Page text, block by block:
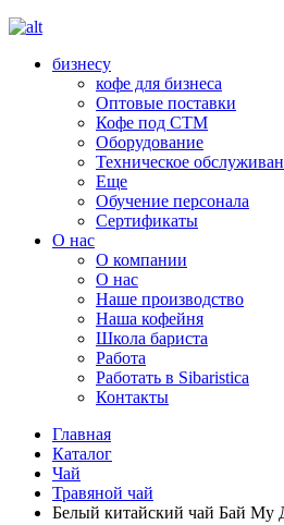
бизнесу
кофе для бизнеса
Оптовые поставки
Кофе под СТМ
Оборудование
Техническое
Еще
Обучение персонала
Сертификаты
О нас
O компании
О нас
Наше производство
Наша кофейня
Школа бариста
Работа
Работать в Sibaristica
Контакты
Главная
Каталог
Чай
Травяной чай
Белый китайский чай Бай Му